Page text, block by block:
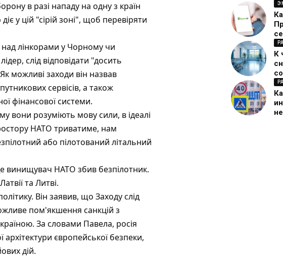
в разі нападу на одну з країн
у цій "сірій зоні", щоб перевіряти
над лінкорами у Чорному чи
слід відповідати "досить
можливі заходи він назвав
сервісів, а також
фінансової системи.
вони розуміють мову сили, в ідеалі
НАТО триватиме, нам
або пілотований літальний
винищувач НАТО збив безпілотник.
та Литві.
Він заявив, що Заходу слід
пом'якшення санкцій з
За словами Павела, росія
європейської безпеки,
дій.
К